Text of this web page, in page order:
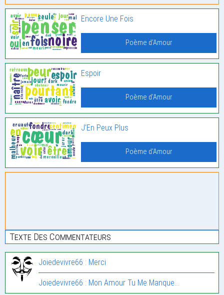
Encore Une Fois
Poème d'Amour
Espoir
Poème d'Amour
J’En Peux Plus
Poème d'Amour
Texte Des Commentateurs
Joiedevivre66 : Merci
Joiedevivre66 : Mon Amour Tu Me Manque…